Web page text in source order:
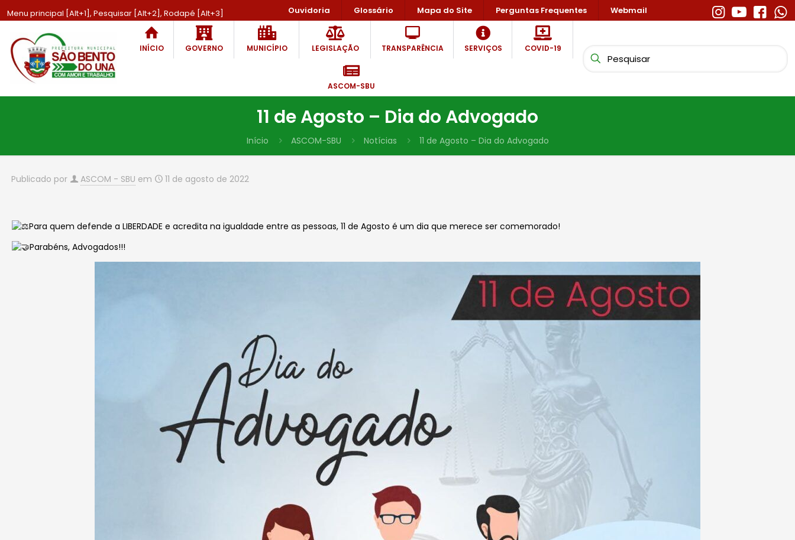
Menu principal [Alt+1], Pesquisar [Alt+2], Rodapé [Alt+3] Ouvidoria Glossário Mapa do Site Perguntas Frequentes Webmail
INÍCIO GOVERNO MUNICÍPIO LEGISLAÇÃO TRANSPARÊNCIA SERVIÇOS COVID-19
ASCOM-SBU
11 de Agosto – Dia do Advogado
Início ASCOM-SBU Notícias 11 de Agosto – Dia do Advogado
Publicado por ASCOM - SBU em 11 de agosto de 2022
Para quem defende a LIBERDADE e acredita na igualdade entre as pessoas, 11 de Agosto é um dia que merece ser comemorado!
Parabéns, Advogados!!!